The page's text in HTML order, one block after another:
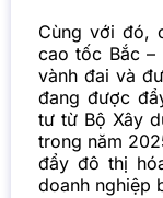
Cùng với đó,
cao tốc Bắc –
vành đai và
đang được
tư từ Bộ Xây
trong năm
đẩy đô thị
doanh nghiệp